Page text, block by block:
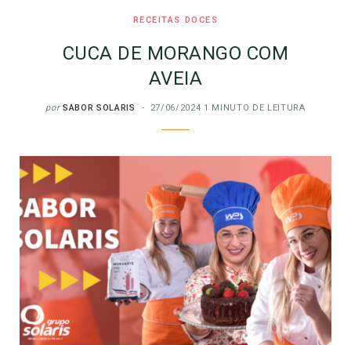
RECEITAS DOCES
CUCA DE MORANGO COM
AVEIA
por SABOR SOLARIS 27/06/2024 1 MINUTO DE LEITURA